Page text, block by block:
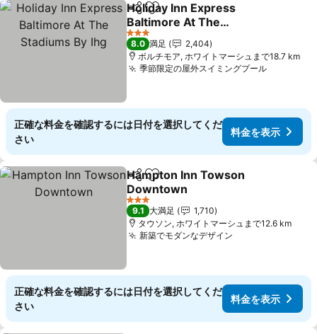
シェアお気に入りに追加
Holiday Inn Express
Baltimore At The
Stadiums By Ihg
料金を表示
3 ホテルのランク
8.0 満足
2,404
ボルチモア, ホワイトマーシュまで18.7 km
季節限定の屋外スイミングプール料金を表
正確な料金を確認するには日付を選択してくだ
さい
料金を表示
シェアお気に入りに追加
Hampton Inn Towson
Downtown
料金を表示
3 ホテルのランク
9.1 大満足
1,710
タウソン, ホワイトマーシュまで12.6 km
新築でモダンなデザイン
正確な料金を確認するには日付を選択してくだ
さい
料金を表示